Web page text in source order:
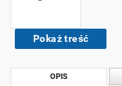
Pokaż treść
OPIS